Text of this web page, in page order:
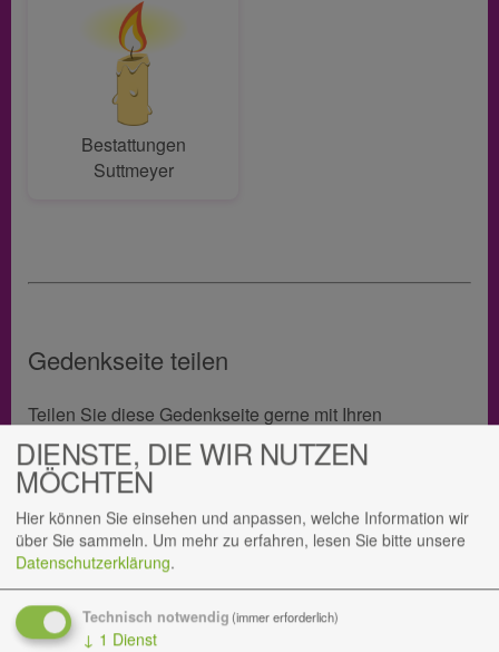
Bestattungen
Suttmeyer
Gedenkseite teilen
Teilen Sie diese Gedenkseite gerne mit Ihren
Angehörigen, um so ein bleibendes Andenken an Josef
Schneider zu bewahren.
BESTATTUNGEN
DIENSTE, DIE WIR NUTZEN
MÖCHTEN
Hier können Sie einsehen und anpassen, welche Information wir
über Sie sammeln. Um mehr zu erfahren, lesen Sie bitte unsere
Datenschutzerklärung.
Technisch notwendig (immer erforderlich)
↓ 1 Dienst